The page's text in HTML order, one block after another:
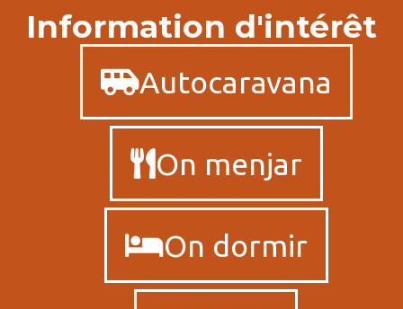
Information d'intérêt
Autocaravana
On menjar
On dormir